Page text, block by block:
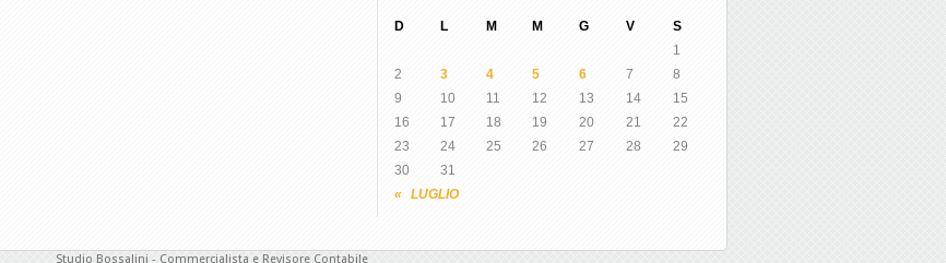
D L M M G V S
« LUGLIO
1
2
3 4 5 6 7
8
9
10 11 12 13 14
15
16
17 18 19 20 21
22
23
24 25 26 27 28
29
30
31
Studio Bossalini - Commercialista e Revisore Contabile